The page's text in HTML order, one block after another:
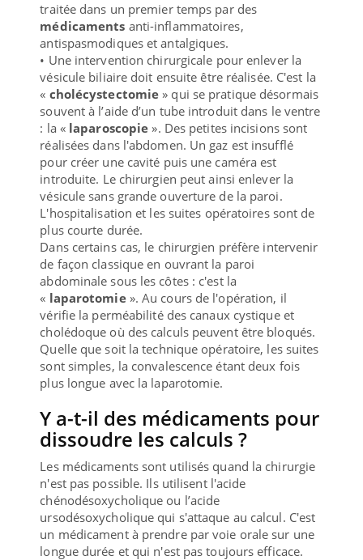
traitée dans un premier temps par des
médicaments anti-inflammatoires,
antispasmodiques et antalgiques.
• Une intervention chirurgicale pour enlever la
vésicule biliaire doit ensuite être réalisée. C'est la
« cholécystectomie» qui se pratique désormais
souvent à l’aide d’un tube introduit dans le ventre
: la « laparoscopie». Des petites incisions sont
réalisées dans l'abdomen. Un gaz est insufflé
pour créer une cavité puis une caméra est
introduite. Le chirurgien peut ainsi enlever la
vésicule sans grande ouverture de la paroi.
L'hospitalisation et les suites opératoires sont de
plus courte durée.
Dans certains cas, le chirurgien préfère intervenir
de façon classique en ouvrant la paroi
abdominale sous les côtes : c'est la
« laparotomie ». Au cours de l'opération, il
vérifie la perméabilité des canaux cystique et
cholédoque où des calculs peuvent être bloqués.
Quelle que soit la technique opératoire, les suites
sont simples, la convalescence étant deux fois
plus longue avec la laparotomie.
Y a-t-il des médicaments pour
dissoudre les calculs ?
Les médicaments sont utilisés quand la chirurgie
n'est pas possible. Ils utilisent l'acide
chénodésoxycholique ou l’acide
ursodésoxycholique qui s'attaque au calcul. C'est
un médicament à prendre par voie orale sur une
longue durée et qui n'est pas toujours efficace.